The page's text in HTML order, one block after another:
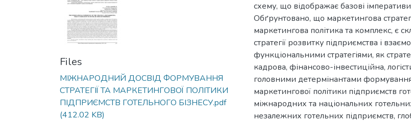
Files
МІЖНАРОДНИЙ ДОСВІД ФОРМУВАННЯ
СТРАТЕГІЇ ТА МАРКЕТИНГОВОЇ ПОЛІТИКИ
ПІДПРИЄМСТВ ГОТЕЛЬНОГО БІЗНЕСУ.pdf
(412.02 KB)
схему, що відображає базові
Обґрунтовано, що маркетингова
маркетингова політика та комплекс, є
стратегії розвитку підприємства і
функціональними стратегіями, як
кадрова, фінансово-інвестиційна,
головними детермінантами формування
маркетингової політики підприємств
міжнародних та національних
незалежних готельних підприємств,